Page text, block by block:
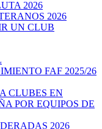
2026
2026
UN CLUB
FAF 2025/26
CLUBES EN
POR EQUIPOS DE
2026